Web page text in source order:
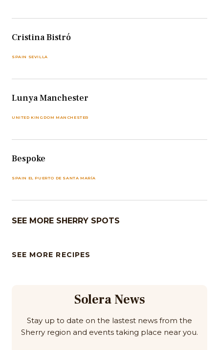
Cristina Bistró
SPAIN SEVILLA
Lunya Manchester
UNITED KINGDOM MANCHESTER
Bespoke
SPAIN EL PUERTO DE SANTA MARÍA
SEE MORE SHERRY SPOTS
SEE MORE RECIPES
Solera News
Stay up to date on the lastest news from the
Sherry region and events taking place near you.